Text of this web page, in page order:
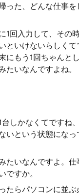
った、どんな仕事
1回入力して、その
といけないらしくて
にもう1回ちゃんと
たいなんですよね。
しかなくてですね
いという状態にな
たいなんですよ。仕
ですか。
たらパソコンに並ぶ